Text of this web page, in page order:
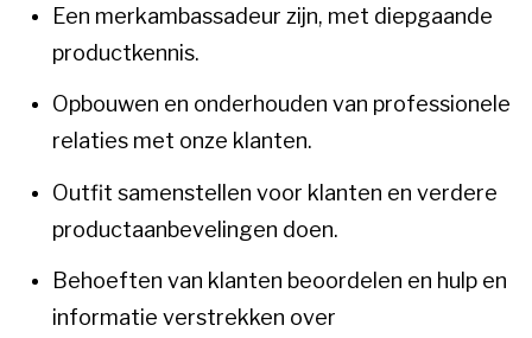
Een merkambassadeur zijn, met diepgaande
productkennis.
Opbouwen en onderhouden van professionele
relaties met onze klanten.
Outfit samenstellen voor klanten en verdere
productaanbevelingen doen.
Behoeften van klanten beoordelen en hulp en
informatie verstrekken over